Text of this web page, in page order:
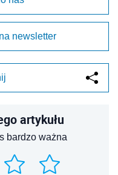
newsletter
artykułu
bardzo ważna